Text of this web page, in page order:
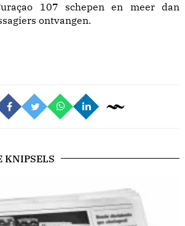
107 schepen en meer dan
ontvangen.
KNIPSELS